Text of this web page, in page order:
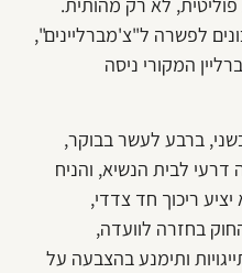
לפשרה ל"צ'מברליינים",
המקורי ניסה
ברבע לעשר בבוקר,
לבית הנשיא, והניח
ריכוך חד צדדי,
בחזרה לוועדה,
ותימנע בהצבעה על